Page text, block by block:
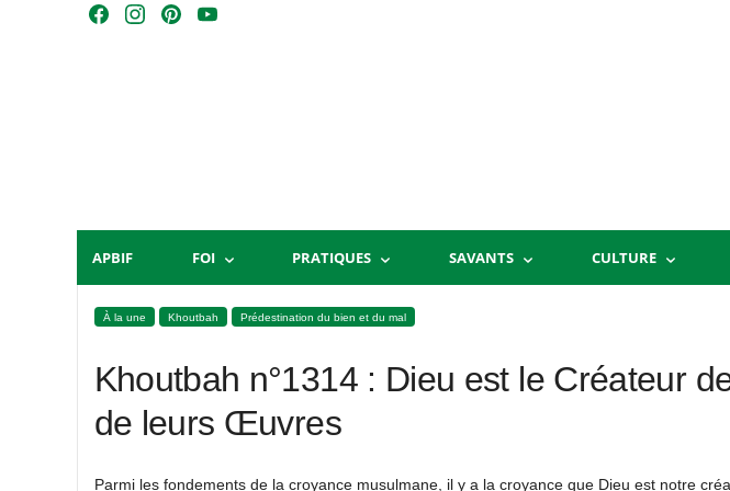
Skip
m
t
Y
APBIF FOI PRATIQUES SAVANTS CULTURE
À la une Khoutbah Prédestination du bien et du mal
Khoutbah n°1314 : Dieu est le Créateur
de leurs Œuvres
Parmi les fondements de la croyance musulmane, il y a la croyance que Dieu est notre